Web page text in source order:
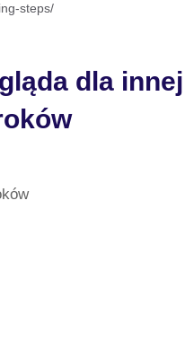
steps/
dla innej